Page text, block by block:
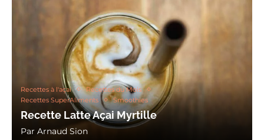
Recettes à l'açai
Recettes du Mois
Recettes SuperAliments
Smoothies
Recette Latte Açai Myrtille
Par Arnaud Sion